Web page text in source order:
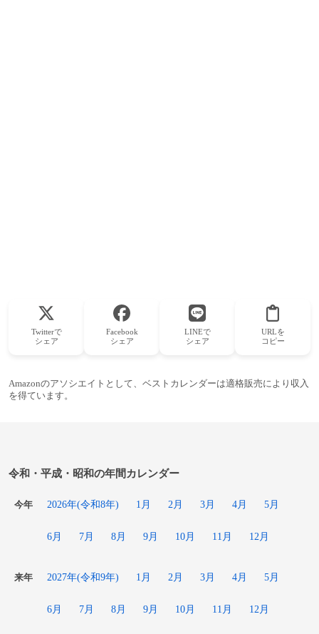
Twitterで
シェア
Facebook
シェア
LINEで
シェア
URLを
コピー
Amazonのアソシエイトとして、ベストカレンダーは適格販売により収入
を得ています。
令和・平成・昭和の年間カレンダー
今年 2026年(令和8年) 1月 2月 3月 4月 5月
6月 7月 8月 9月 10月 11月 12月
来年 2027年(令和9年) 1月 2月 3月 4月 5月
6月 7月 8月 9月 10月 11月 12月